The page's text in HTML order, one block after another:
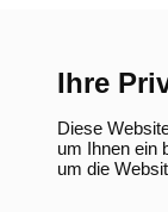
Ihre
Diese
um Ihnen ein
um die